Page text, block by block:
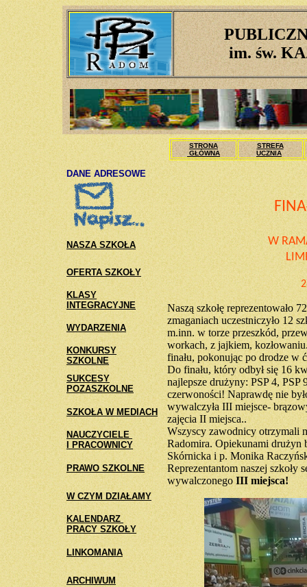
im. św.
STRONA
GŁÓWNA
STREFA
UCZNIA
DANE ADRESOWE
NASZA SZKOŁA
OFERTA SZKOŁY
KLASY
INTEGRACYJNE
WYDARZENIA
KONKURSY
SZKOLNE
SUKCESY
POZASZKOLNE
SZKOŁA W MEDIACH
NAUCZYCIELE
I PRACOWNICY
PRAWO SZKOLNE
W CZYM DZIAŁAMY
KALENDARZ
PRACY SZKOŁY
LINKOMANIA
ARCHIWUM
W
Naszą szkołę reprezentowało
zmaganiach uczestniczyło 12
m.inn. w torze przeszkód,
workach, z jajkiem,
finału, pokonując po drodze w
Do finału, który odbył się 16
najlepsze drużyny: PSP 4, PSP
czerwoności! Naprawdę nie
wywalczyła III miejsce-
zajęcia II miejsca..
Wszyscy zawodnicy otrzymali
Radomira. Opiekunami drużyn
Skórnicka i p. Monika
Reprezentantom naszej szkoły
wywalczonegoIII miejsca!